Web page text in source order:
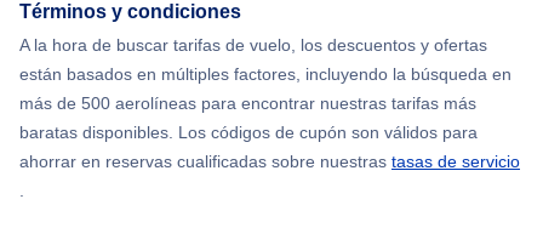
Flights from Nueva York to Hong Kong
Flights from Nueva York to Seúl
Términos y condiciones
A la hora de buscar tarifas de vuelo, los descuentos y ofertas
están basados en múltiples factores, incluyendo la búsqueda en
más de 500 aerolíneas para encontrar nuestras tarifas más
baratas disponibles. Los códigos de cupón son válidos para
ahorrar en reservas cualificadas sobre nuestras tasas de servicio
.